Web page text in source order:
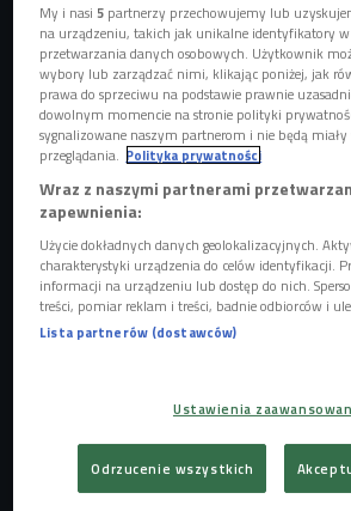
zdjęcie ilustryjne Foto: PAP/Lech Muszyński
Jak wygląda i jak skonstruowany jest
maturalny? Egzmin, który odbędzie się
170 minut. Uczniowie mogą
zadań zamkniętych i od 8 do 15 zadań
do zdobycia jest 30 punktów, żeby
min. 30 procent, o przekłada się na 15
tylko pytania zamknięte - mówiła
naczelna pisma naukowego "Delta",
Ambicje mamy jednak znacznie
My i nasi5 partnerzy przechowujemy lub
na urządzeniu, takich jak unikalne identyfikatory
przetwarzania danych osobowych. Użytkownik
wybory lub zarządzać nimi, klikając poniżej, jak
prawa do sprzeciwu na podstawie prawnie
dowolnym momencie na stronie polityki
sygnalizowane naszym partnerom i nie będą
przeglądania. Polityka prywatności
Wraz z naszymi partnerami
zapewnienia:
Użycie dokładnych danych geolokalizacyjnych.
charakterystyki urządzenia do celów identyfikacji.
informacji na urządzeniu lub dostęp do nich.
treści, pomiar reklam i treści, badnie odbiorców i
Lista partnerów (dostawców)
Ustawienia
Odrzucenie wszystkich